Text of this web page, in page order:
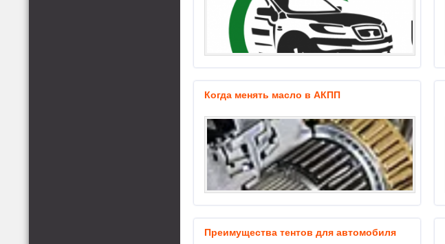
Когда менять масло в АКПП
Преимущества тентов для автомобиля